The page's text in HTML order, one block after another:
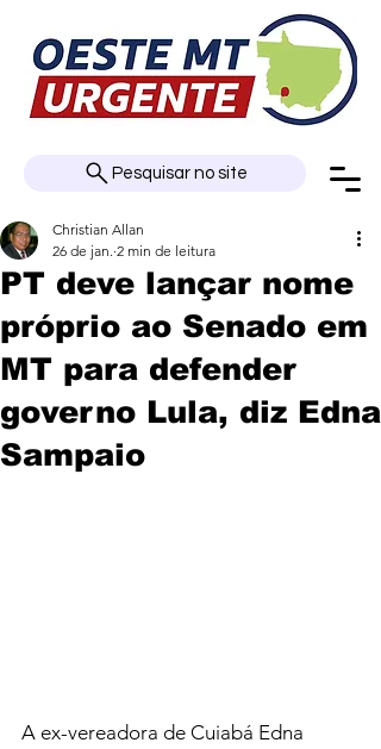
Pesquisar no site
PT deve lançar nome
próprio ao Senado em
MT para defender
governo Lula, diz Edna
Sampaio
Christian Allan
26 de jan. 2 min de leitura
A ex-vereadora de Cuiabá Edna